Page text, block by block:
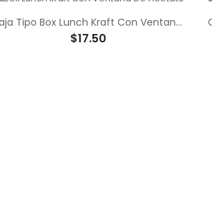
Caja Tipo Box Lunch Kraft Con Ventana De Acetato
$17.50